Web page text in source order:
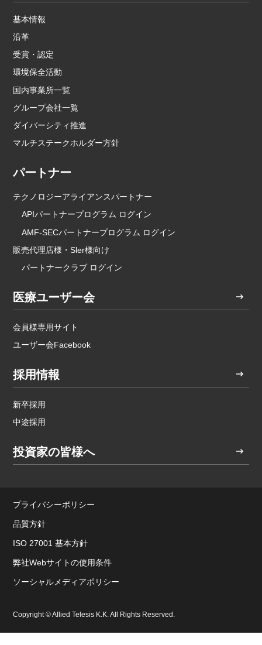
基本情報
沿革
受賞・認定
環境保全活動
国内事業所一覧
グループ会社一覧
ダイバーシティ推進
マルチステークホルダー方針
パートナー
テクノロジーアライアンスパートナー
APIパートナープログラム ログイン
AMF-SECパートナープログラム ログイン
販売代理店様・Sler様向け
パートナークラブ ログイン
医療ユーザー会
会員様専用サイト
ユーザー会Facebook
採用情報
新卒採用
中途採用
投資家の皆様へ
プライバシーポリシー
品質方針
ISO 27001 基本方針
弊社Webサイトの使用条件
ソーシャルメディアポリシー
Copyright © Allied Telesis K.K. All Rights Reserved.